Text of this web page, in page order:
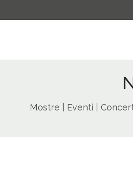
Mostre | Eventi |